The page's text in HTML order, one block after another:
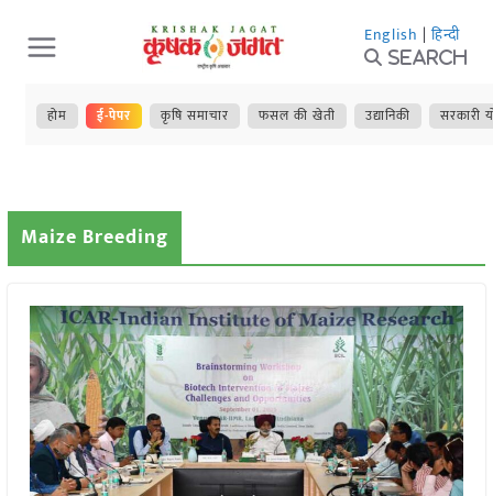
Skip
to
content
English | हिन्दी
Search
होम ई-पेपर कृषि समाचार फसल की खेती उद्यानिकी सरकारी
Maize Breeding